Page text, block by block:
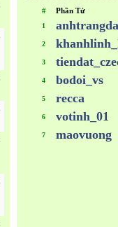
#
Phần Tử
1
2
3
4 bodoi_vs
5 recca
6 votinh_01
7 maovuong